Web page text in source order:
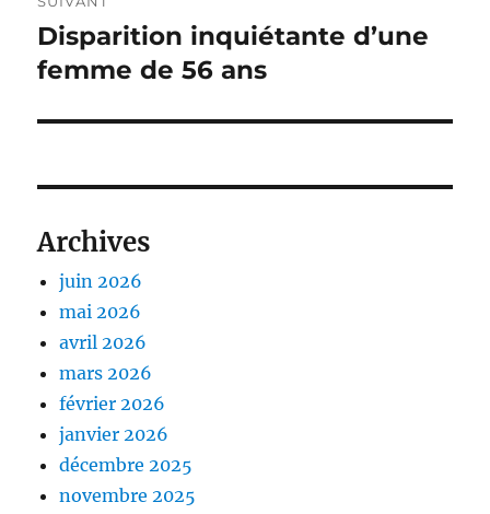
Publication
suivante :
Disparition inquiétante d’une
femme de 56 ans
Archives
juin 2026
mai 2026
avril 2026
mars 2026
février 2026
janvier 2026
décembre 2025
novembre 2025